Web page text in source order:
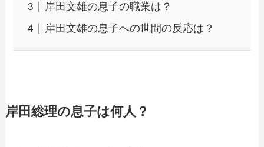
岸田文雄の息子の職業は？
岸田文雄の息子への世間の反応は？
岸田総理の息子は何人？